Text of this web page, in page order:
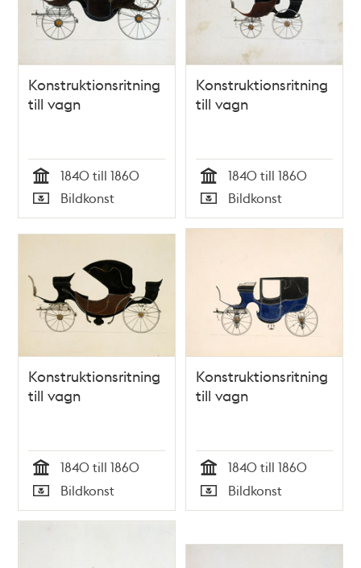
Konstruktionsritning
till vagn
Tid
1840 till 1860
Typ
Bildkonst
Konstruktionsritning
till vagn
Tid
1840 till 1860
Typ
Bildkonst
Konstruktionsritning
till vagn
Tid
1840 till 1860
Typ
Bildkonst
Konstruktionsritning
till vagn
Tid
1840 till 1860
Typ
Bildkonst